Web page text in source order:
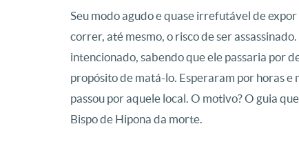
Seu modo agudo e quase irrefutável de
correr, até mesmo, o risco de ser
intencionado, sabendo que ele passaria por
propósito de matá-lo. Esperaram por horas e
passou por aquele local. O motivo? O guia
Bispo de Hipona da morte.